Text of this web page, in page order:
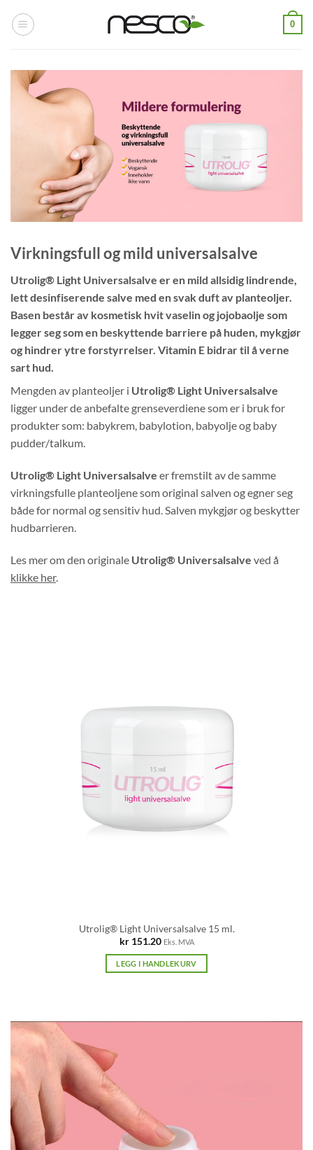
0
Virkningsfull og mild universalsalve
Utrolig® Light Universalsalve er en mild allsidig lindrende,
lett desinfiserende salve med en svak duft av planteoljer.
Basen består av kosmetisk hvit vaselin og jojobaolje som
legger seg som en beskyttende barriere på huden, mykgjør
og hindrer ytre forstyrrelser. Vitamin E bidrar til å verne
sart hud.
Mengden av planteoljer i Utrolig® Light Universalsalve
ligger under de anbefalte grenseverdiene som er i bruk for
produkter som: babykrem, babylotion, babyolje og baby
pudder/talkum.
Utrolig® Light Universalsalve er fremstilt av de samme
virkningsfulle planteoljene som original salven og egner seg
både for normal og sensitiv hud. Salven mykgjør og beskytter
hudbarrieren.
Les mer om den originale Utrolig® Universalsalve ved å
klikke her.
Utrolig® Light Universalsalve 15 ml.
kr151.20 Eks. MVA
LEGG I HANDLEKURV